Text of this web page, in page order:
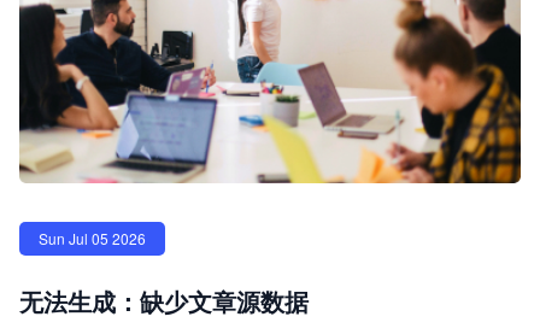
Sun Jul 05 2026
无法生成：缺少文章源数据